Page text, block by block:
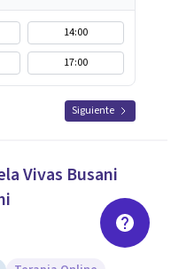
14:00
17:00
Siguiente
Vivas Busani